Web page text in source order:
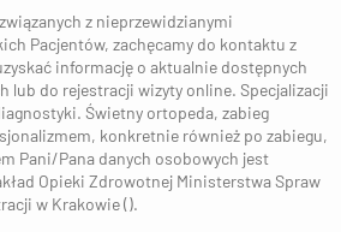
z nieprzewidzianymi
Pacjentów, zachęcamy do kontaktu z
informację o aktualnie dostępnych
lub do rejestracji wizyty online. Specjalizacji
Świetny ortopeda, zabieg
konkretnie również po zabiegu,
Pani/Pana danych osobowych jest
Opieki Zdrowotnej Ministerstwa Spraw
w Krakowie ().